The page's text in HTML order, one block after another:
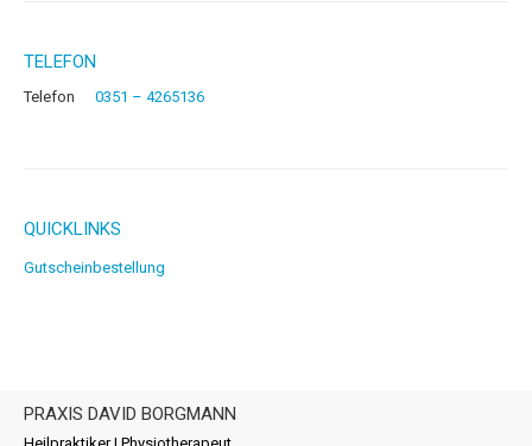
TELEFON
Telefon 0351 – 4265136
QUICKLINKS
Gutscheinbestellung
PRAXIS DAVID BORGMANN